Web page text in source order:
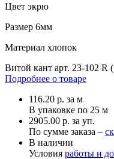
Цвет экрю
Размер 6мм
Материал хлопок
Витой кант арт. 23-102 R
Подробнее о товаре
116.20 р. за м
В упаковке по 25 м
2905.00 р. за уп.
По сумме заказа –
В наличии
Условия работы и